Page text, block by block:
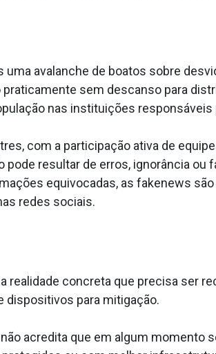
avalanche de boatos sobre
sem descanso para
nas instituições responsáveis
com a participação ativa de
resultar de erros, ignorância ou
equivocadas, as fakenews
redes sociais.
concreta que precisa ser
dispositivos para mitigação.
acredita que em algum momento